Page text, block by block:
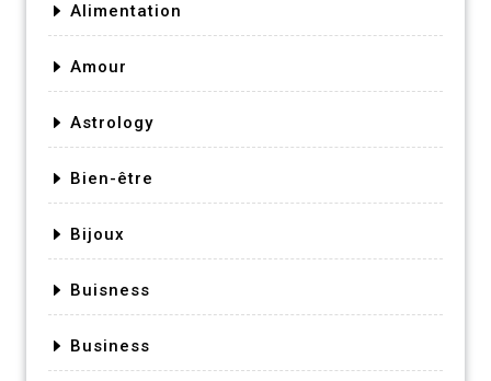
Alimentation
Amour
Astrology
Bien-être
Bijoux
Buisness
Business